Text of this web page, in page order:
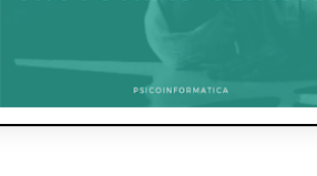
sexuales, conciliar el sueño, etc.
pasarme en esta situación?" para luego
incluso a desear que suceda.